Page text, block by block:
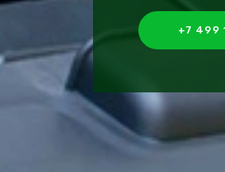
+7 499